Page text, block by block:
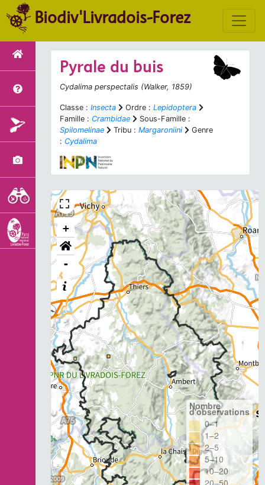
Biodiv'Livradois-Forez
Pyrale du buis
Cydalima perspectalis (Walker, 1859)
Classe : Insecta Ordre : Lepidoptera
Famille : Crambidae
Sous-Famille :
Spilomelinae
Tribu : Margaroniini
Genre
: Cydalima
+
-
Nombre
d'observations
0–1
1–2
2–5
5–10
10–20
20–50